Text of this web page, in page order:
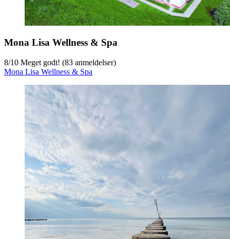
Mona Lisa Wellness & Spa
8/10 Meget godt! (83 anmeldelser)
Mona Lisa Wellness & Spa